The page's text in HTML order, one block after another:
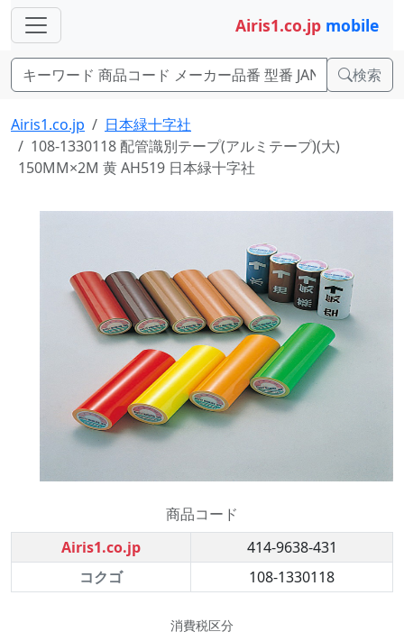
Airis1.co.jp mobile
検索
Airis1.co.jp
日本緑十字社
108-1330118 配管識別テープ(アルミテープ)(大)
150MM×2M 黄 AH519 日本緑十字社
商品コード
Airis1.co.jp
414-9638-431
コクゴ
108-1330118
消費税区分